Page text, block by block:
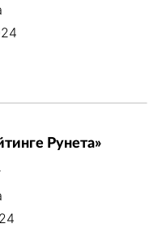
Рунета»